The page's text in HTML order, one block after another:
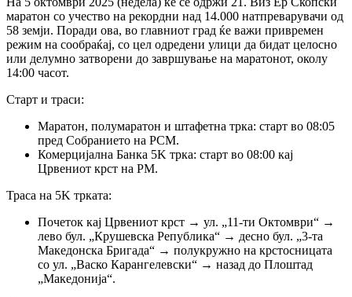
маратон со учество на рекордни над 14.000 натпреварувачи од
58 земји. Поради ова, во главниот град ќе важи привремен
режим на сообраќај, со цел одредени улици да бидат целосно
или делумно затворени до завршување на маратонот, околу
14:00 часот.
Старт и траси:
Маратон, полумаратон и штафетна трка: старт во 08:05
пред Собранието на РСМ.
Комерцијална Банка 5K трка: старт во 08:00 кај
Црвениот крст на РМ.
Траса на 5K трката:
Почеток кај Црвениот крст → ул. „11-ти Октомври“ →
лево бул. „Крушевска Република“ → десно бул. „3-та
Македонска Бригада“ → полукружно на крстосницата
со ул. „Васко Карангелевски“ → назад до Плоштад
„Македонија“.